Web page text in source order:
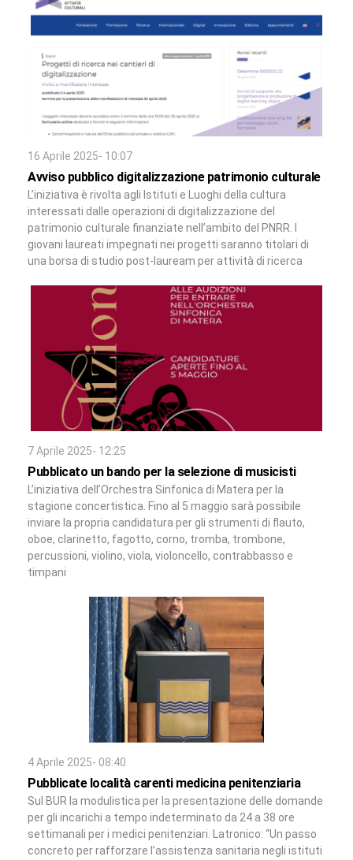
16 Aprile 2025- 10:07
Avviso pubblico digitalizzazione patrimonio culturale
L’iniziativa è rivolta agli Istituti e Luoghi della cultura
interessati dalle operazioni di digitalizzazione del
patrimonio culturale finanziate nell’ambito del PNRR. I
giovani laureati impegnati nei progetti saranno titolari di
una borsa di studio post-lauream per attività di ricerca
7 Aprile 2025- 12:25
Pubblicato un bando per la selezione di musicisti
L’iniziativa dell’Orchestra Sinfonica di Matera per la
stagione concertistica. Fino al 5 maggio sarà possibile
inviare la propria candidatura per gli strumenti di flauto,
oboe, clarinetto, fagotto, corno, tromba, trombone,
percussioni, violino, viola, violoncello, contrabbasso e
timpani
4 Aprile 2025- 08:40
Pubblicate località carenti medicina penitenziaria
Sul BUR la modulistica per la presentazione delle domande
per gli incarichi a tempo indeterminato da 24 a 38 ore
settimanali per i medici penitenziari. Latronico: “Un passo
concreto per rafforzare l’assistenza sanitaria negli istituti